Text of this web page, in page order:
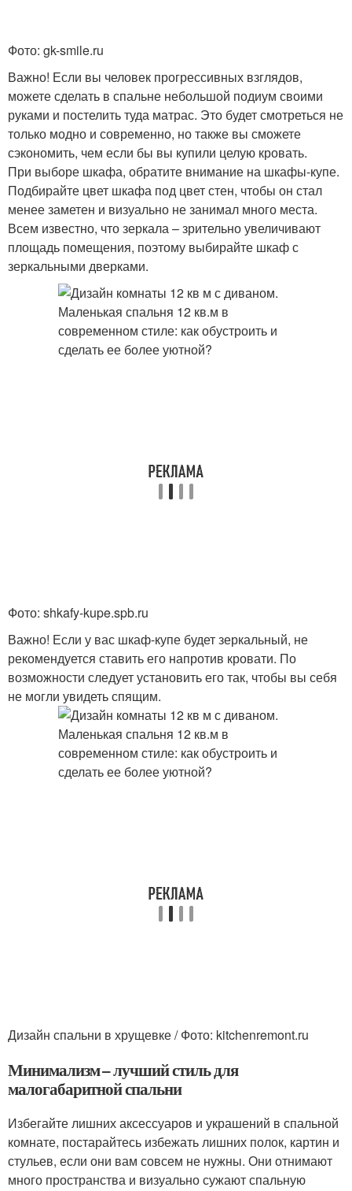
Фото: gk-smile.ru
Важно! Если вы человек прогрессивных взглядов,
можете сделать в спальне небольшой подиум своими
руками и постелить туда матрас. Это будет смотреться не
только модно и современно, но также вы сможете
сэкономить, чем если бы вы купили целую кровать.
При выборе шкафа, обратите внимание на шкафы-купе.
Подбирайте цвет шкафа под цвет стен, чтобы он стал
менее заметен и визуально не занимал много места.
Всем известно, что зеркала – зрительно увеличивают
площадь помещения, поэтому выбирайте шкаф с
зеркальными дверками.
Фото: shkafy-kupe.spb.ru
Важно! Если у вас шкаф-купе будет зеркальный, не
рекомендуется ставить его напротив кровати. По
возможности следует установить его так, чтобы вы себя
не могли увидеть спящим.
Дизайн спальни в хрущевке / Фото: kitchenremont.ru
Минимализм – лучший стиль для
малогабаритной спальни
Избегайте лишних аксессуаров и украшений в спальной
комнате, постарайтесь избежать лишних полок, картин и
стульев, если они вам совсем не нужны. Они отнимают
много пространства и визуально сужают спальную